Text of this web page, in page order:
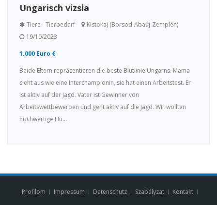
Ungarisch vizsla
Tiere - Tierbedarf
Kistokaj (Borsod-Abaúj-Zemplén)
19/10/2023
1.000 Euro €
Beide Eltern repräsentieren die beste Blutlinie Ungarns. Mama
sieht aus wie eine Interchampionin, sie hat einen Arbeitstest. Er
ist aktiv auf der Jagd. Vater ist Gewinner von
Arbeitswettbewerben und geht aktiv auf die Jagd. Wir wollten
hochwertige Hu...
Profilom Impressum Datenschutz Szabályzat Kontakt